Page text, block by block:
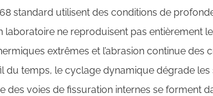
standard utilisent des conditions de
laboratoire ne reproduisent pas entièrement
extrêmes et l’abrasion continue des
du temps, le cyclage dynamique dégrade les
des voies de fissuration internes se forment